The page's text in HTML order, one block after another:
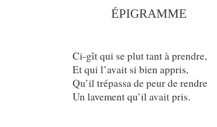
ÉPIGRAMME
Ci-gît qui se plut tant à prendre,
Et qui l’avait si bien appris,
Qu’il trépassa de peur de rendre
Un lavement qu’il avait pris.